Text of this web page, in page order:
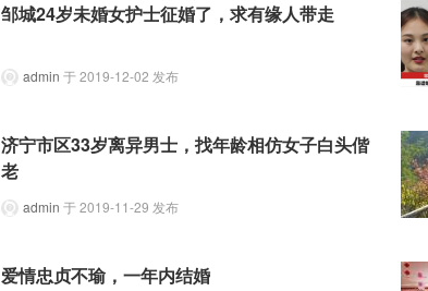
邹城24岁未婚女护士征婚了，求有缘人带走
admin 于 2019-12-02 发布
济宁市区33岁离异男士，找年龄相仿女子白头偕
老
admin 于 2019-11-29 发布
爱情忠贞不瑜，一年内结婚